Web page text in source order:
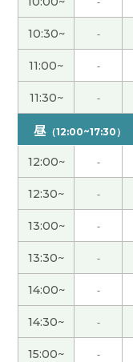
日本人里有喜欢
照片，但是最近
意思。( 50代 男
多亏了老师的帮
很难，但我觉得
谢老师！
( 女性 )
虽然在日本不怎
题👌( 女性 )
谢谢今天的课。
吧。( 男性 )
当时我很着急，
看。 谢谢老师，
10:30~ -
11:00~ -
11:30~ -
昼 （12:00~17:30）
12:00~ -
12:30~ -
13:00~ -
13:30~ -
14:00~ -
14:30~ -
15:00~ -